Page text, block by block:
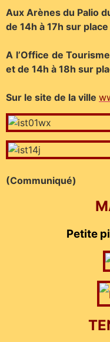
Aux Arènes du Palio
de 14h à 17h sur
A l’Office de
et de 14h à 18h sur
Sur le site de la ville
(Communiqué)
Petite